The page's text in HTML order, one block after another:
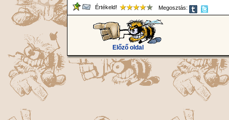
Értékeld! Megosztás:
Előző oldal